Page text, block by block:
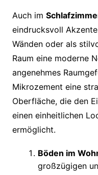
Auch im
eindrucksvoll
Wänden oder als
Raum eine moderne
angenehmes
Mikrozement eine
Oberfläche, die den
einen einheitlichen
ermöglicht.
Böden im
großzügigen